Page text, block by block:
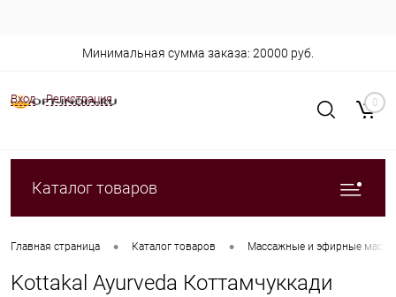
Вход Регистрация
Минимальная сумма заказа: 20000 руб.
0
Каталог товаров
Главная страница • Каталог товаров • Массажные и эфирные масла
Kottakal Ayurveda Коттамчуккади